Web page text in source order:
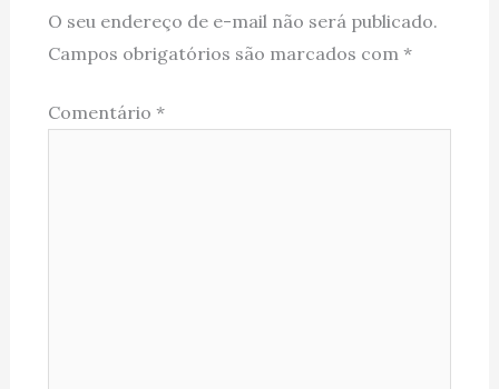
O seu endereço de e-mail não será publicado.
Campos obrigatórios são marcados com *
Comentário *